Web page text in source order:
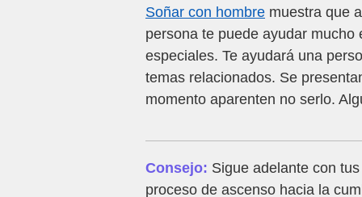
Soñar con hombre muestra que
persona te puede ayudar
especiales. Te ayudará una
temas relacionados. Se
momento aparenten no serlo.
Consejo: Sigue adelante con
proceso de ascenso hacia la